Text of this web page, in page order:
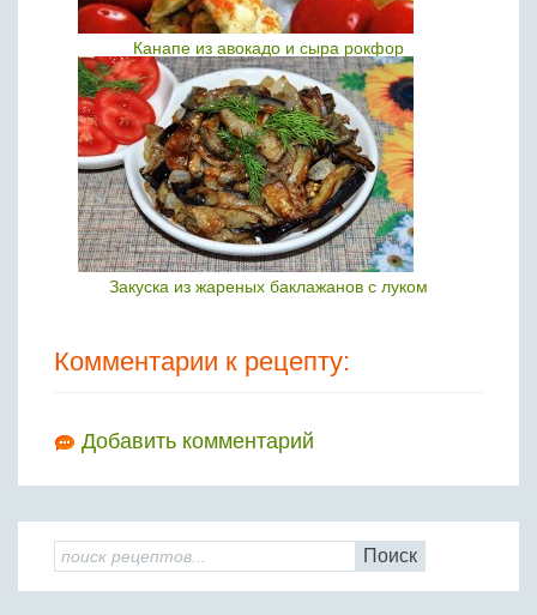
Канапе из авокадо и сыра рокфор
Закуска из жареных баклажанов с луком
Комментарии к рецепту:
Добавить комментарий
Поиск